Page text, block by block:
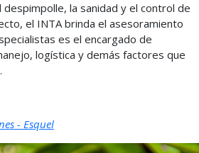
la sanidad y el control de
el INTA brinda el asesoramiento
es el encargado de
logística y demás factores que
- Esquel